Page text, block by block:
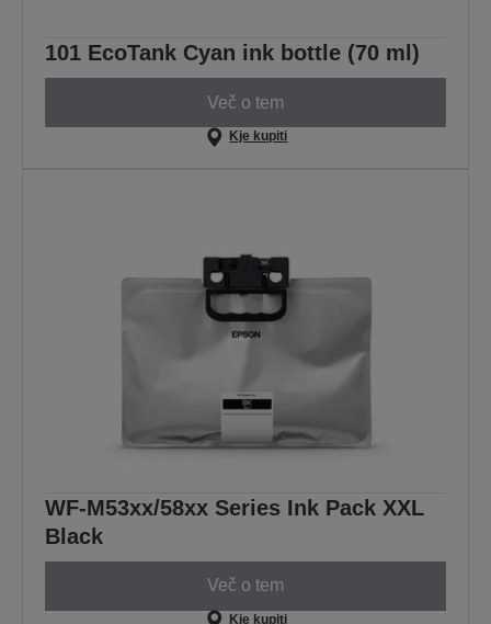
101 EcoTank Cyan ink bottle (70 ml)
Več o tem
Kje kupiti
WF-M53xx/58xx Series Ink Pack XXL
Black
Več o tem
Kje kupiti